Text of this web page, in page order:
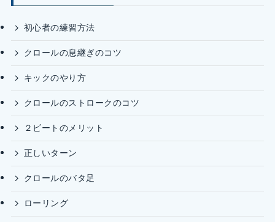
初心者の練習方法
クロールの息継ぎのコツ
キックのやり方
クロールのストロークのコツ
２ビートのメリット
正しいターン
クロールのバタ足
ローリング